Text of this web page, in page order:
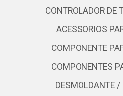
CONTROLADOR DE
ACESSORIOS
COMPONENTE
COMPONENTES
DESMOLDANTE /